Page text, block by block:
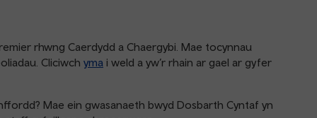
rhwng Caerdydd a Chaergybi. Mae tocynnau
Cliciwch yma i weld a yw’r rhain ar gael ar gyfer
Mae ein gwasanaeth bwyd Dosbarth Cyntaf yn